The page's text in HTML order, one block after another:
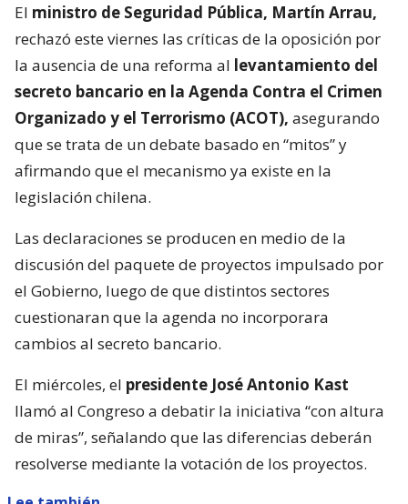
El ministro de Seguridad Pública, Martín Arrau,
rechazó este viernes las críticas de la oposición por
la ausencia de una reforma al levantamiento del
secreto bancario en la Agenda Contra el Crimen
Organizado y el Terrorismo (ACOT), asegurando
que se trata de un debate basado en “mitos” y
afirmando que el mecanismo ya existe en la
legislación chilena.
Las declaraciones se producen en medio de la
discusión del paquete de proyectos impulsado por
el Gobierno, luego de que distintos sectores
cuestionaran que la agenda no incorporara
cambios al secreto bancario.
El miércoles, el presidente José Antonio Kast
llamó al Congreso a debatir la iniciativa “con altura
de miras”, señalando que las diferencias deberán
resolverse mediante la votación de los proyectos.